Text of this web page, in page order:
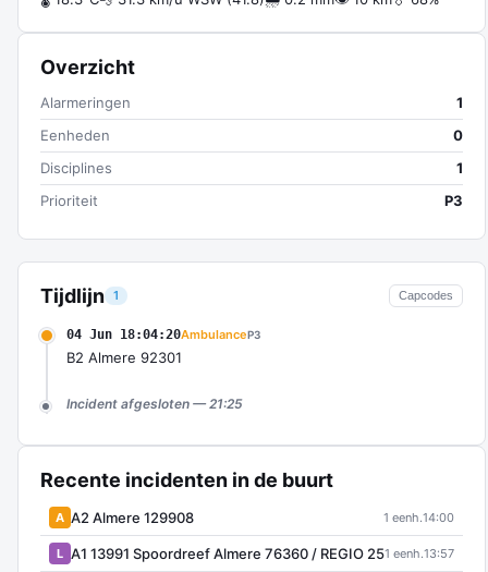
Tijdlijn 1 Capcodes
04 Jun 18:04:20AmbulanceP3
B2 Almere 92301
Incident afgesloten — 21:25
Recente incidenten in de buurt
A A2 Almere 129908 1 eenh.14:00
L A1 13991 Spoordreef Almere 76360 / REGIO 251 eenh.13:57
Overzicht
Alarmeringen
1
Eenheden
0
Disciplines
1
Prioriteit
P3